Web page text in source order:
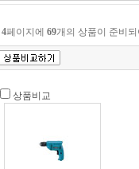
4페이지에 69개의 상품이 준비
상품비교